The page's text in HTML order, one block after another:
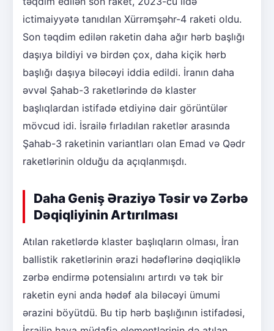
ictimaiyyətə tanıdılan Xürrəmşəhr-4 raketi oldu.
Son təqdim edilən raketin daha ağır hərb başlığı
daşıya bildiyi və birdən çox, daha kiçik hərb
başlığı daşıya biləcəyi iddia edildi. İranın daha
əvvəl Şahab-3 raketlərində də klaster
başlıqlardan istifadə etdiyinə dair görüntülər
mövcud idi. İsrailə fırladılan raketlər arasında
Şahab-3 raketinin variantları olan Emad və Qədr
raketlərinin olduğu da açıqlanmışdı.
Daha Geniş Əraziyə Təsir və Zərbə
Dəqiqliyinin Artırılması
Atılan raketlərdə klaster başlıqların olması, İran
ballistik raketlərinin ərazi hədəflərinə dəqiqliklə
zərbə endirmə potensialını artırdı və tək bir
raketin eyni anda hədəf ala biləcəyi ümumi
ərazini böyütdü. Bu tip hərb başlığının istifadəsi,